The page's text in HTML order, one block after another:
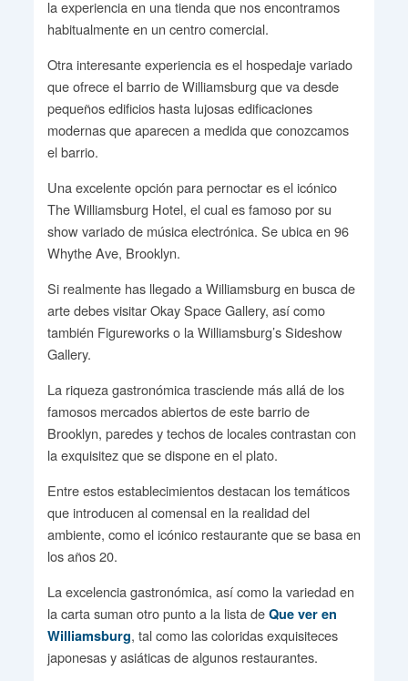
la experiencia en una tienda que nos encontramos
habitualmente en un centro comercial.
Otra interesante experiencia es el hospedaje variado
que ofrece el barrio de Williamsburg que va desde
pequeños edificios hasta lujosas edificaciones
modernas que aparecen a medida que conozcamos
el barrio.
Una excelente opción para pernoctar es el icónico
The Williamsburg Hotel, el cual es famoso por su
show variado de música electrónica. Se ubica en 96
Whythe Ave, Brooklyn.
Si realmente has llegado a Williamsburg en busca de
arte debes visitar Okay Space Gallery, así como
también Figureworks o la Williamsburg’s Sideshow
Gallery.
La riqueza gastronómica trasciende más allá de los
famosos mercados abiertos de este barrio de
Brooklyn, paredes y techos de locales contrastan con
la exquisitez que se dispone en el plato.
Entre estos establecimientos destacan los temáticos
que introducen al comensal en la realidad del
ambiente, como el icónico restaurante que se basa en
los años 20.
La excelencia gastronómica, así como la variedad en
la carta suman otro punto a la lista de Que ver en
Williamsburg, tal como las coloridas exquisiteces
japonesas y asiáticas de algunos restaurantes.